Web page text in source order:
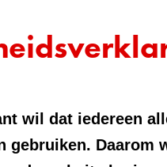
wil dat iedereen
gebruiken. Daarom